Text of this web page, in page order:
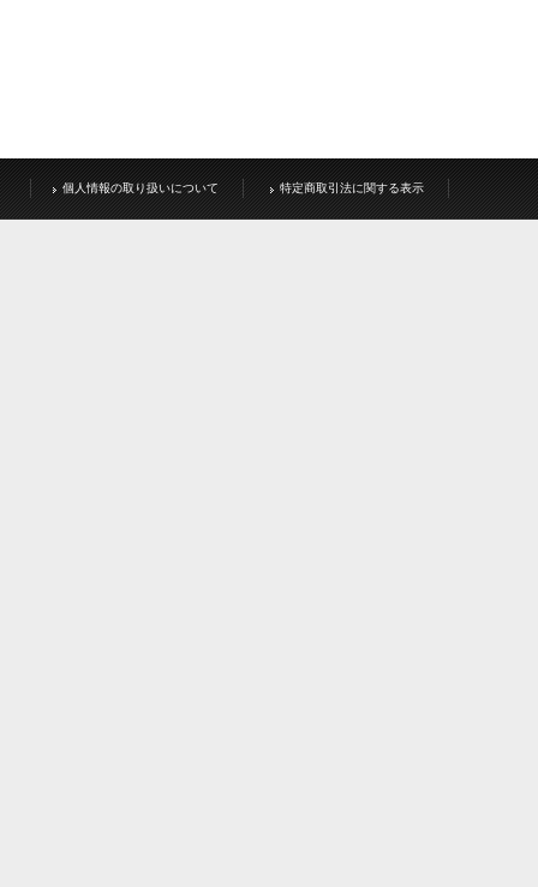
個人情報の取り扱いについて 特定商取引法に関する表示